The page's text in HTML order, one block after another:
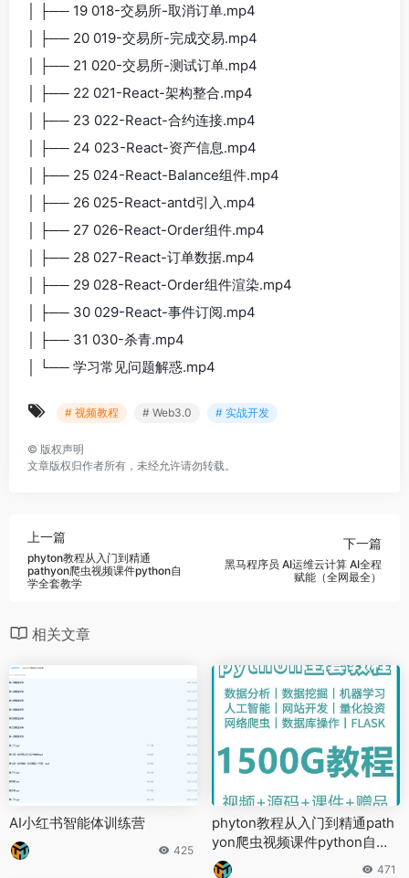
│ ├── 19 018-交易所-取消订单.mp4
│ ├── 20 019-交易所-完成交易.mp4
│ ├── 21 020-交易所-测试订单.mp4
│ ├── 22 021-React-架构整合.mp4
│ ├── 23 022-React-合约连接.mp4
│ ├── 24 023-React-资产信息.mp4
│ ├── 25 024-React-Balance组件.mp4
│ ├── 26 025-React-antd引入.mp4
│ ├── 27 026-React-Order组件.mp4
│ ├── 28 027-React-订单数据.mp4
│ ├── 29 028-React-Order组件渲染.mp4
│ ├── 30 029-React-事件订阅.mp4
│ ├── 31 030-杀青.mp4
│ └── 学习常见问题解惑.mp4
# 视频教程 # Web3.0 # 实战开发
© 版权声明
文章版权归作者所有，未经允许请勿转载。
上一篇
phyton教程从入门到精通
pathyon爬虫视频课件python自
学全套教学
下一篇
黑马程序员 AI运维云计算 AI全程
赋能（全网最全）
相关文章
AI小红书智能体训练营
425
phyton教程从入门到精通path
yon爬虫视频课件python自学
全套教学
471